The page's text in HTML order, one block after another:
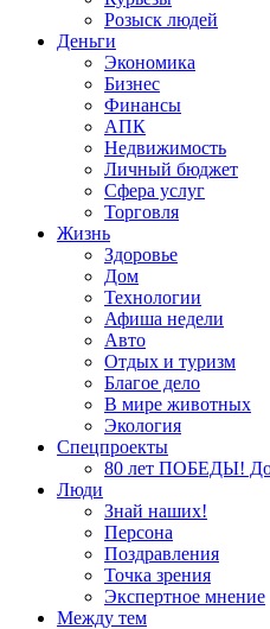
Розыск людей
Деньги
Экономика
Бизнес
Финансы
АПК
Недвижимость
Личный бюджет
Сфера услуг
Торговля
Жизнь
Здоровье
Дом
Технологии
Афиша недели
Авто
Отдых и туризм
Благое дело
В мире животных
Экология
Спецпроекты
80 лет ПОБЕДЫ!
Люди
Знай наших!
Персона
Поздравления
Точка зрения
Экспертное мнение
Между тем